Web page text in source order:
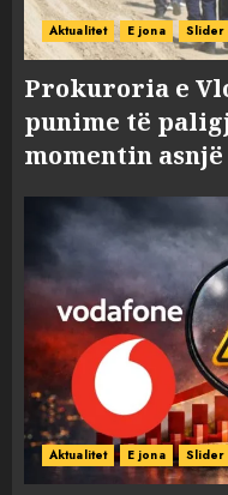
Aktualitet E jona Slider
Prokuroria e
punime të
momentin
Aktualitet E jona Slider